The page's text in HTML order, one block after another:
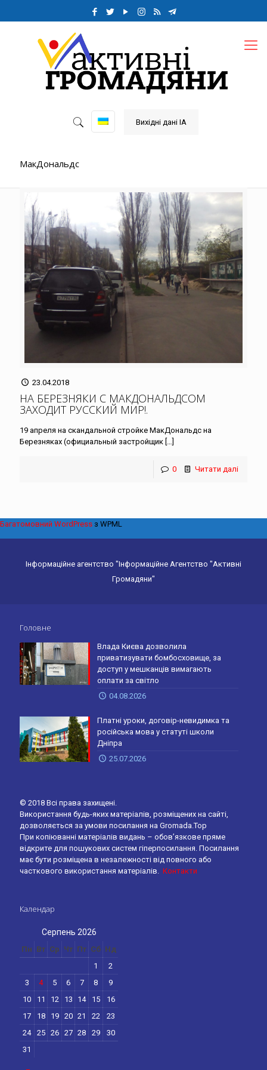
Вихідні дані ІА
МакДональдс
23.04.2018
НА БЕРЕЗНЯКИ С МАКДОНАЛЬДСОМ
ЗАХОДИТ РУССКИЙ МИР!.
19 апреля на скандальной стройке МакДональдс на
Березняках (официальный застройщик […]
0 Читати далі
Інформаційне агентство "Інформаційне Агентство "Активні
Громадяни"
Головне
Влада Києва дозволила
приватизувати бомбосховище, за
доступ у мешканців вимагають
оплати за світло
04.08.2026
Платні уроки, договір-невидимка та
російська мова у статуті школи
Дніпра
25.07.2026
© 2018 Всі права захищені.
Використання будь-яких матеріалів, розміщених на сайті,
дозволяється за умови посилання на Gromada.Top
При копіюванні матеріалів видань – обов’язкове пряме
відкрите для пошукових систем гіперпосилання. Посилання
має бути розміщена в незалежності від повного або
часткового використання матеріалів. Контакти
Календар
Серпень 2026
Пн Вт Ср Чт Пт Сб Нд
1
2
3
4 5 6 7 8
9
10
11 12 13 14 15
16
17
18 19 20 21 22
23
24
25 26 27 28 29
30
31
Багатомовний WordPress з WPML